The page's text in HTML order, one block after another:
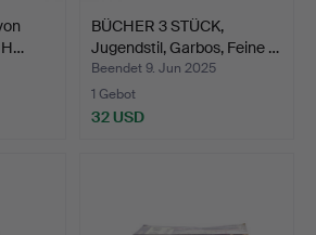
H…
BÜCHER 3 STÜCK,
Jugendstil, Garbos, Feine …
Beendet 9. Jun 2025
1 Gebot
32 USD